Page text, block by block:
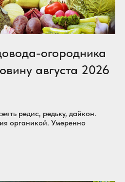
огородника
августа 2026
редис, редьку, дайкон.
органикой. Умеренно